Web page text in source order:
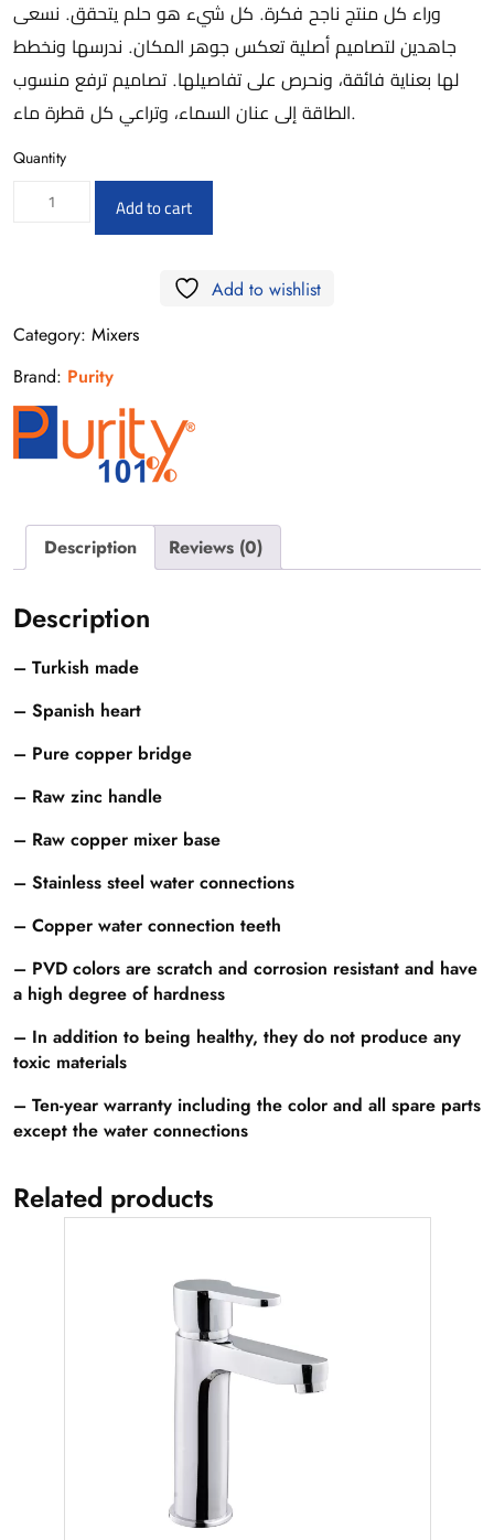
وراء كل منتج ناجح فكرة. كل شيء هو حلم يتحقق. نسعى
جاهدين لتصاميم أصلية تعكس جوهر المكان. ندرسها ونخطط
لها بعناية فائقة، ونحرص على تفاصيلها. تصاميم ترفع منسوب
الطاقة إلى عنان السماء، وتراعي كل قطرة ماء.
Quantity
ADS24-
Mounted
Shower
40cm
Black
Add to cart
Add to wishlist
Category: Mixers
Brand: Purity
Description Reviews (0)
Description
– Turkish made
– Spanish heart
– Pure copper bridge
– Raw zinc handle
– Raw copper mixer base
– Stainless steel water connections
– Copper water connection teeth
– PVD colors are scratch and corrosion resistant and have
a high degree of hardness
– In addition to being healthy, they do not produce any
toxic materials
– Ten-year warranty including the color and all spare parts
except the water connections
Related products